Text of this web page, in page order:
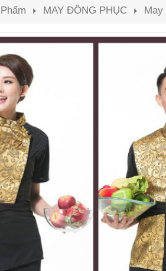
MAY ĐỒNG PHỤC May